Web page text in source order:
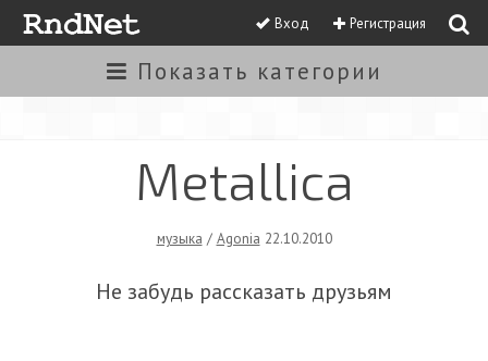
Вход Регистрация
Показать категории
Metallica
музыка / Agonia 22.10.2010
Не забудь рассказать друзьям